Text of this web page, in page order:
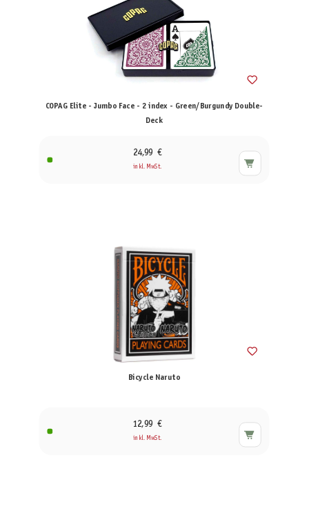
COPAG Elite - Jumbo Face - 2 index - Green/Burgundy Double-
Deck
24,99 €
inkl. MwSt.
Bicycle Naruto
12,99 €
inkl. MwSt.